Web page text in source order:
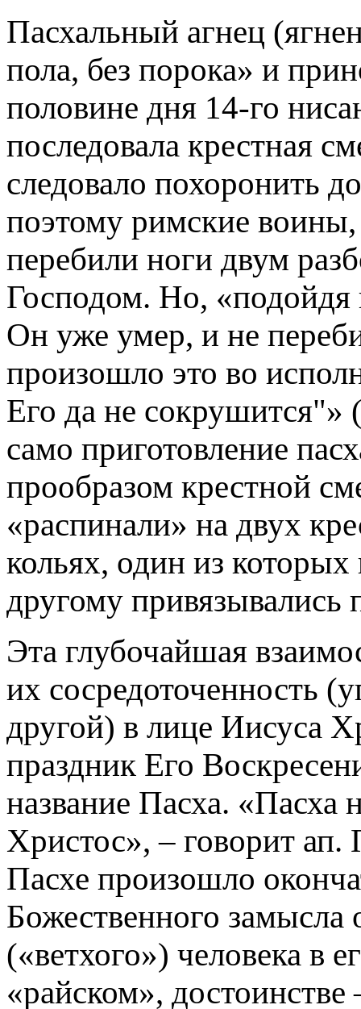
Пасхальный агнец
пола, без порока» и
половине дня 14-го
последовала крестная
следовало похоронить
поэтому римские
перебили ноги двум
Господом. Но, «подойдя
Он уже умер, и не
произошло это во
Его да не
само приготовление
прообразом крестной
«распинали» на двух
кольях, один из
другому привязывались
Эта глубочайшая
их сосре­доточенность
другой) в лице Иисуса
праздник Его
название Пасха.
Христос», – говорит
Пасхе произошло
Божественного замысла
(«ветхого») человека в
«райском», достоинстве